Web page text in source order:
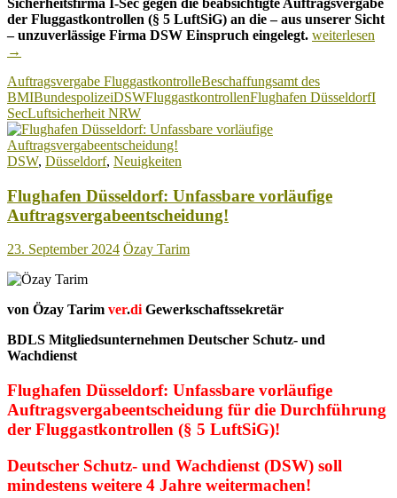
der Fluggastkontrollen (§ 5 LuftSiG) an die – aus unserer Sicht
– unzuverlässige Firma DSW Einspruch eingelegt. Flughafen
hat
eingereicht!
weiterlesen
→
Auftragsvergabe FluggastkontrolleBeschaffungsamt des
BMIBundespolizeiDSWFluggastkontrollenFlughafen DüsseldorfI
SecLuftsicherheit NRW
DSW, Düsseldorf, Neuigkeiten
Flughafen Düsseldorf: Unfassbare vorläufige
Auftragsvergabeentscheidung!
23. September 2024 Özay Tarim
von Özay Tarim ver.di Gewerkschaftssekretär
BDLS Mitgliedsunternehmen Deutscher Schutz- und
Wachdienst
Flughafen Düsseldorf: Unfassbare vorläufige
Auftragsvergabeentscheidung für die Durchführung
der Fluggastkontrollen (§ 5 LuftSiG)!
Deutscher Schutz- und Wachdienst (DSW) soll
mindestens weitere 4 Jahre weitermachen!